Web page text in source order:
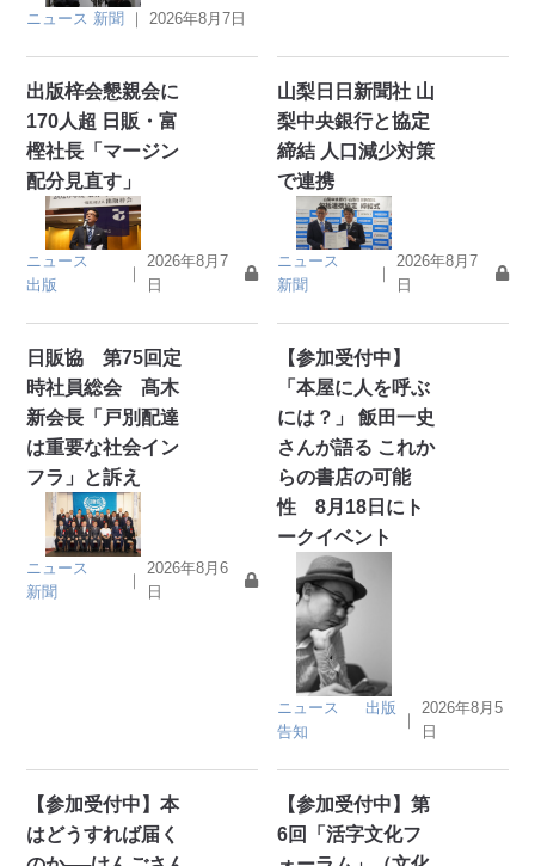
ニュース 新聞 ｜2026年8月7日
出版梓会懇親会に
170人超 日販・富
樫社長「マージン
配分見直す」
ニュース
出版
｜
2026年8月7
日
山梨日日新聞社 山
梨中央銀行と協定
締結 人口減少対策
で連携
ニュース
新聞
｜
2026年8月7
日
日販協 第75回定
時社員総会 髙木
新会長「戸別配達
は重要な社会イン
フラ」と訴え
ニュース
新聞
｜
2026年8月6
日
【参加受付中】
「本屋に人を呼ぶ
には？」 飯田一史
さんが語る これか
らの書店の可能
性 8月18日にト
ークイベント
ニュース
出版
告知
｜
2026年8月5
日
【参加受付中】本
はどうすれば届く
【参加受付中】第
6回「活字文化フ